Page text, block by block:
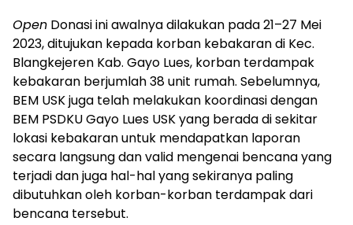
Open Donasi ini awalnya dilakukan pada 21–27 Mei
2023, ditujukan kepada korban kebakaran di Kec.
Blangkejeren Kab. Gayo Lues, korban terdampak
kebakaran berjumlah 38 unit rumah. Sebelumnya,
BEM USK juga telah melakukan koordinasi dengan
BEM PSDKU Gayo Lues USK yang berada di sekitar
lokasi kebakaran untuk mendapatkan laporan
secara langsung dan valid mengenai bencana yang
terjadi dan juga hal-hal yang sekiranya paling
dibutuhkan oleh korban-korban terdampak dari
bencana tersebut.